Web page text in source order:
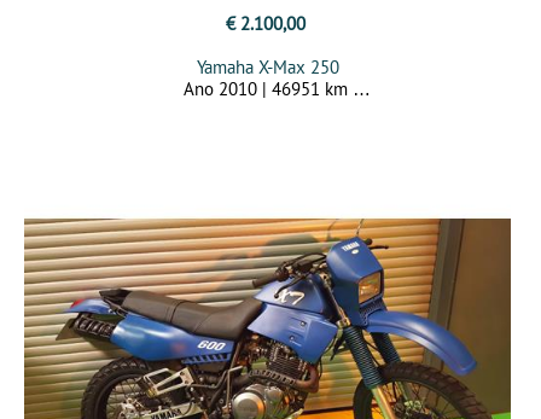
€ 2.100,00
Yamaha X-Max 250
Ano 2010 | 46951 km